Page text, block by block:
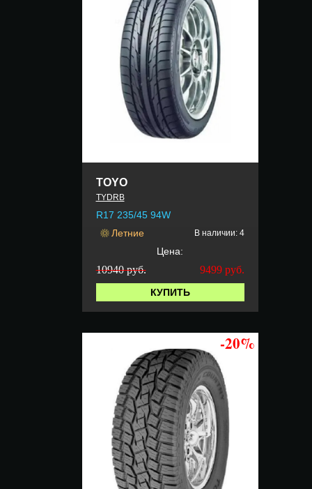
TOYO
TYDRB
R17 235/45 94W
Летние
В наличии: 4
Цена:
10940 руб. 9499 руб.
КУПИТЬ
-20%